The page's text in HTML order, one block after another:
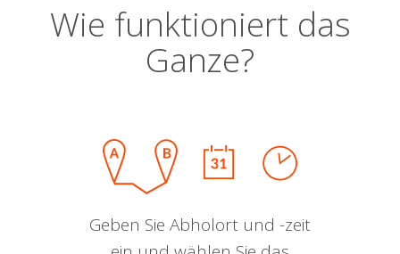
Wie funktioniert das
Ganze?
Geben Sie Abholort und -zeit